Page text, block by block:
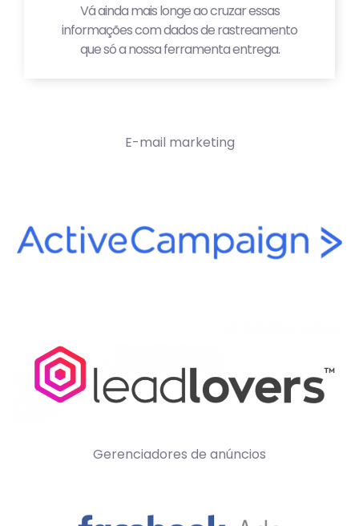
Vá ainda mais longe ao cruzar essas
informações com dados de rastreamento
que só a nossa ferramenta entrega.
E-mail marketing
Gerenciadores de anúncios